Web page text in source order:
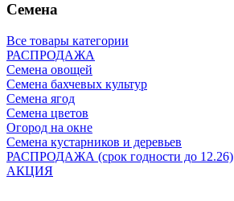
Семена
Все товары категории
РАСПРОДАЖА
Семена овощей
Семена бахчевых культур
Семена ягод
Семена цветов
Огород на окне
Семена кустарников и деревьев
РАСПРОДАЖА (срок годности до 12.26)
АКЦИЯ